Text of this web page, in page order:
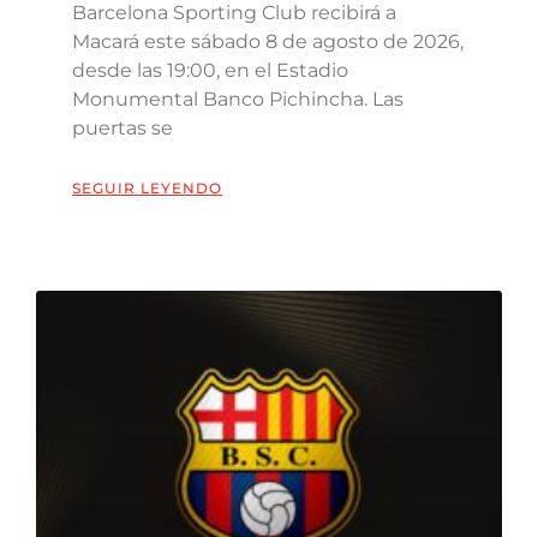
Barcelona Sporting Club recibirá a
Macará este sábado 8 de agosto de 2026,
desde las 19:00, en el Estadio
Monumental Banco Pichincha. Las
puertas se
SEGUIR LEYENDO